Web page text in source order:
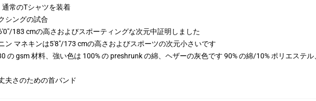
常のTシャツを装着
シングの試合
183 cmの高さおよびスポーティングな次元中証明しました
ン マネキンは5'8"/173 cmの高さおよびスポーツの次元小さいです
の gsm 材料、強い色は 100% の preshrunk の綿、ヘザーの灰色です 90% の綿/10% ポリエステ
夫さのための首バンド